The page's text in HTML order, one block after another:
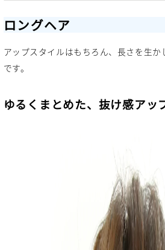
ロングヘア
アップスタイルはもちろん、長さを生
です。
ゆるくまとめた、抜け感アッ